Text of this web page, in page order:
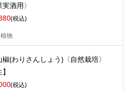
実酒用〉
(税込)
物
椒(わりさんしょう)〈自然栽培〉
(税込)